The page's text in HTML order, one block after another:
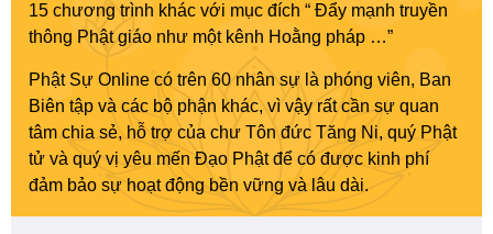
15 chương trình khác với mục đích “ Đẩy mạnh truyền
thông Phật giáo như một kênh Hoằng pháp …”
Phật Sự Online có trên 60 nhân sự là phóng viên, Ban
Biên tập và các bộ phận khác, vì vậy rất cần sự quan
tâm chia sẻ, hỗ trợ của chư Tôn đức Tăng Ni, quý Phật
tử và quý vị yêu mến Đạo Phật để có được kinh phí
đảm bảo sự hoạt động bền vững và lâu dài.